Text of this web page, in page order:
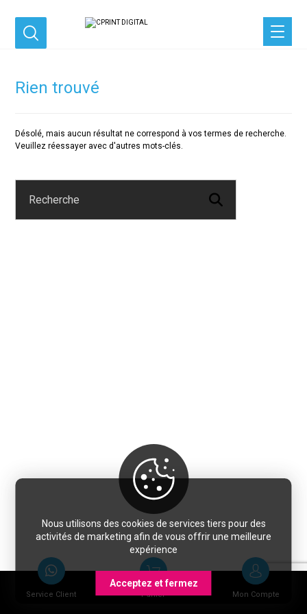
Rien trouvé
Désolé, mais aucun résultat ne correspond à vos termes de recherche.
Veuillez réessayer avec d'autres mots-clés.
Service Client Panier Mon Compte
Nous utilisons des cookies de services tiers pour des
activités de marketing afin de vous offrir une meilleure
expérience
Acceptez et fermez